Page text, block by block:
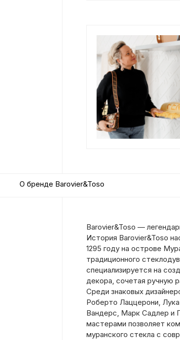
О бренде Barovier&Toso
Barovier&Toso —
История Barovier&Toso
1295 году на острове
традиционного
специализируется на
декора, сочетая ручную
Среди знаковых
Роберто Лаццерони,
Вандерс, Марк Садлер и
мастерами позволяет
муранского стекла с